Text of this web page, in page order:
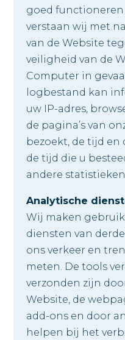
goed functioneren
verstaan wij met
van de Website
veiligheid van de
Computer in
logbestand kan
uw IP-adres,
de pagina’s van
bezoekt, de tijd en
de tijd die u
andere
Analytische
Wij maken
diensten van
ons verkeer en
meten. De tools
verzonden zijn
Website, de
add-ons en door
helpen bij het